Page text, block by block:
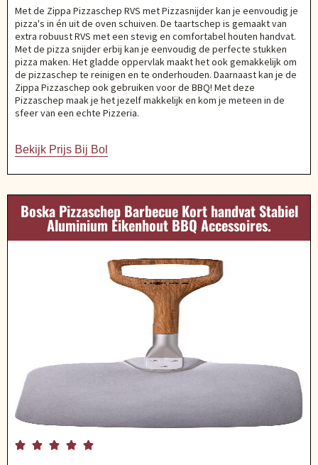
Met de Zippa Pizzaschep RVS met Pizzasnijder kan je eenvoudig je
pizza's in én uit de oven schuiven. De taartschep is gemaakt van
extra robuust RVS met een stevig en comfortabel houten handvat.
Met de pizza snijder erbij kan je eenvoudig de perfecte stukken
pizza maken. Het gladde oppervlak maakt het ook gemakkelijk om
de pizzaschep te reinigen en te onderhouden. Daarnaast kan je de
Zippa Pizzaschep ook gebruiken voor de BBQ! Met deze
Pizzaschep maak je het jezelf makkelijk en kom je meteen in de
sfeer van een echte Pizzeria.
Bekijk Prijs Bij Bol
Boska Pizzaschep Barbecue Kort handvat Stabiel
Aluminium Eikenhout BBQ Accessoires.
    